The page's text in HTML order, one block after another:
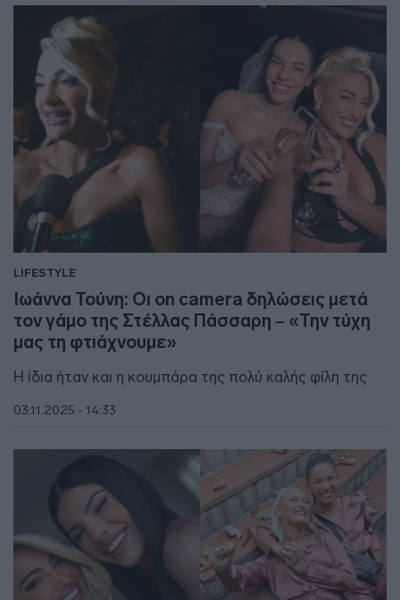
LIFESTYLE
Ιωάννα Τούνη: Οι on camera δηλώσεις μετά
τον γάμο της Στέλλας Πάσσαρη – «Την τύχη
μας τη φτιάχνουμε»
Η ίδια ήταν και η κουμπάρα της πολύ καλής φίλη της
03.11.2025 - 14:33